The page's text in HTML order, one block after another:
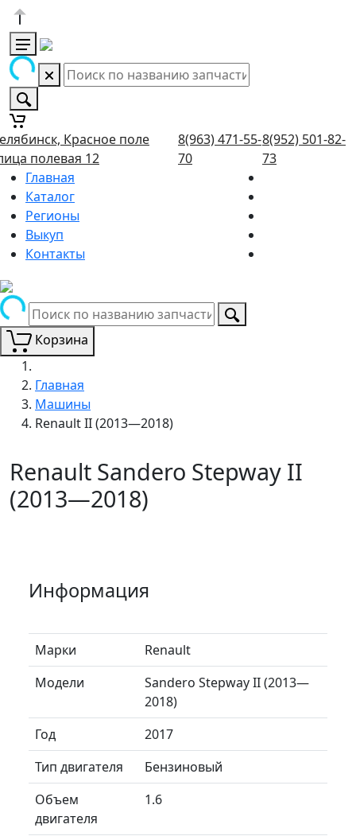
Красное поле
полевая 12
8(963) 471-55-
70
8(952) 501-82-
73
Главная
Каталог
Регионы
Выкуп
Контакты
Корзина
Главная
Машины
Renault II (2013—2018)
Renault Sandero Stepway II
(2013—2018)
Информация
Марки
Renault
Модели
Sandero Stepway II (2013—
2018)
Год
2017
Тип двигателя
Бензиновый
Объем
двигателя
1.6